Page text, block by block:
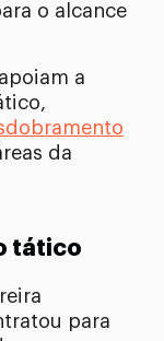
o alcance
a
da
tático
para